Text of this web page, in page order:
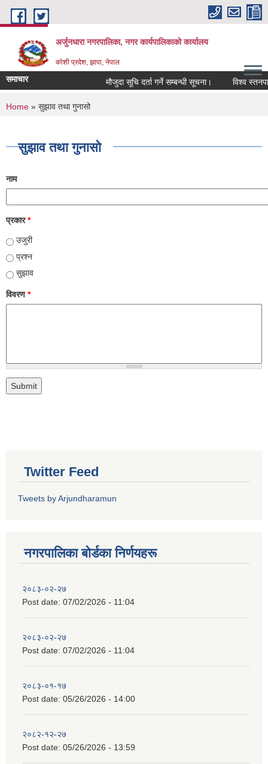
Skip to main content
अर्जुनधारा नगरपालिका, नगर कार्यपालिकाको कार्यालय
कोशी प्रदेश, झापा, नेपाल
समाचार मौजुदा सूचि दर्ता गर्ने सम्बन्धी सूचना। विश्व
You are here
Home » सुझाव तथा गुनासो
सुझाव तथा गुनासो
नाम
प्रकार*
उजुरी
प्रश्न
सुझाव
विवरण*
Twitter Feed
Tweets by Arjundharamun
नगरपालिका बाेर्डका निर्णयहरू
२०८३-०२-२७
Post date: 07/02/2026 - 11:04
२०८३-०२-२७
Post date: 07/02/2026 - 11:04
२०८३-०१-१७
Post date: 05/26/2026 - 14:00
२०८२-१२-२७
Post date: 05/26/2026 - 13:59